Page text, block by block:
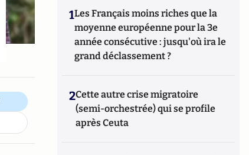
1Les Français moins riches que la
moyenne européenne pour la 3e
année consécutive : jusqu'où ira le
grand déclassement ?
2Cette autre crise migratoire
(semi-orchestrée) qui se profile
après Ceuta